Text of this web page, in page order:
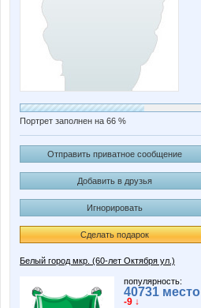
Портрет заполнен на 66 %
Отправить приватное сообщение
Добавить в друзья
Игнорировать
Сделать подарок
Белый город мкр. (60-лет Октября ул.)
популярность:
40731 место
-9 ↓